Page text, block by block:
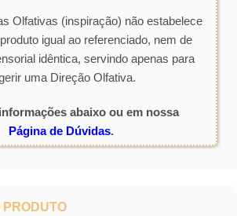
Olfativas (inspiração) não estabelece
igual ao referenciado, nem de
idêntica, servindo apenas para
uma Direção Olfativa.
abaixo ou em nossa
Página de Dúvidas.
PRODUTO